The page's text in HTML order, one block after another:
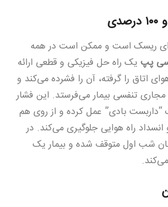
ریسک است و ممکن است در همه
پپ یک راه حل فیزیکی و قطعی ارائه
اتاق را گرفته، آن را فشرده می‌کند و
تنفسی بیمار می‌فرستد. این فشار
“داربست بادی” عمل کرده و از روی هم
راه هوایی جلوگیری می‌کند. در
شب اول متوقف شده و بیمار یک